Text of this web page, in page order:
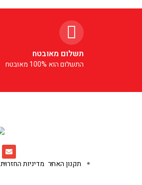
תשלום מאובטח
התשלום הוא 100% מאובטח
תקנון האתר מדיניות החזרות